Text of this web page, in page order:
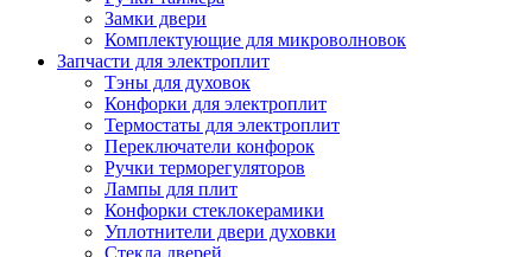
Замки двери
Комплектующие для микроволновок
Запчасти для электроплит
Тэны для духовок
Конфорки для электроплит
Термостаты для электроплит
Переключатели конфорок
Ручки терморегуляторов
Лампы для плит
Конфорки стеклокерамики
Уплотнители двери духовки